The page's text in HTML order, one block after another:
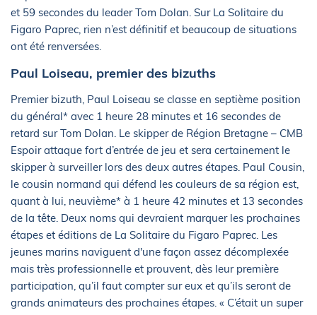
et 59 secondes du leader Tom Dolan. Sur La Solitaire du
Figaro Paprec, rien n’est définitif et beaucoup de situations
ont été renversées.
Paul Loiseau, premier des bizuths
Premier bizuth, Paul Loiseau se classe en septième position
du général* avec 1 heure 28 minutes et 16 secondes de
retard sur Tom Dolan. Le skipper de Région Bretagne – CMB
Espoir attaque fort d’entrée de jeu et sera certainement le
skipper à surveiller lors des deux autres étapes. Paul Cousin,
le cousin normand qui défend les couleurs de sa région est,
quant à lui, neuvième* à 1 heure 42 minutes et 13 secondes
de la tête. Deux noms qui devraient marquer les prochaines
étapes et éditions de La Solitaire du Figaro Paprec. Les
jeunes marins naviguent d'une façon assez décomplexée
mais très professionnelle et prouvent, dès leur première
participation, qu’il faut compter sur eux et qu’ils seront de
grands animateurs des prochaines étapes. « C’était un super